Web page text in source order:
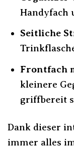
Handyfach
Seitliche
Frontfach
kleinere
griffbereit
Dank dieser
immer alles